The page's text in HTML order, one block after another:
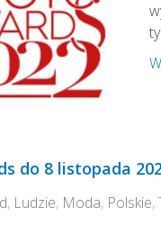
do 8 listopada
, Ludzie, Moda, Polskie,